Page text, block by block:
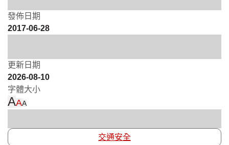
發佈日期
2017-06-28
更新日期
2026-08-10
字體大小
AAA
交通安全